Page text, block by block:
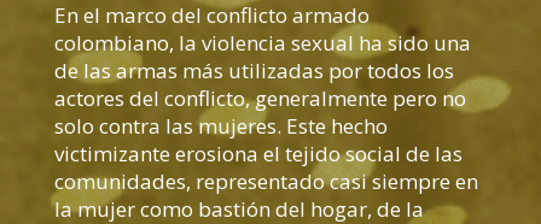
En el marco del conflicto armado
colombiano, la violencia sexual ha sido una
de las armas más utilizadas por todos los
actores del conflicto, generalmente pero no
solo contra las mujeres. Este hecho
victimizante erosiona el tejido social de las
comunidades, representado casi siempre en
la mujer como bastión del hogar, de la